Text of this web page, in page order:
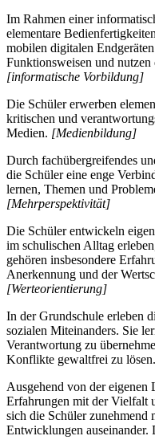
Im Rahmen einer
elementare
mobilen digitalen
Funktionsweisen und
[informatische Vorbildung]
Die Schüler erwerben
kritischen und
Medien. [Medienbildung]
Durch fachübergreifendes
die Schüler eine enge
lernen, Themen und
[Mehrperspektivität]
Die Schüler entwickeln
im schulischen Alltag
gehören insbesondere
Anerkennung und der
[Werteorientierung]
In der Grundschule erleben
sozialen Miteinanders. Sie
Verantwortung zu
Konflikte gewaltfrei zu lösen.
Ausgehend von der eigenen
Erfahrungen mit der Vielfalt
sich die Schüler zunehmend
Entwicklungen